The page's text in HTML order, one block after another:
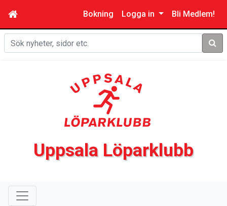
Bokning Logga in Bli Medlem!
Sök
Uppsala Löparklubb